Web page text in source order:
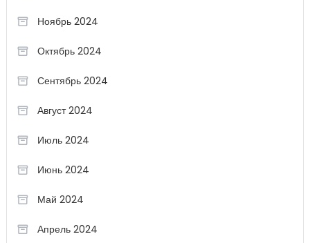
Ноябрь 2024
Октябрь 2024
Сентябрь 2024
Август 2024
Июль 2024
Июнь 2024
Май 2024
Апрель 2024